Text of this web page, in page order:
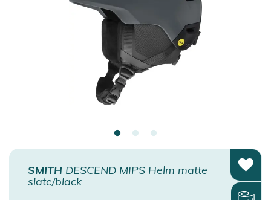
SMITH DESCEND MIPS Helm matte
slate/black